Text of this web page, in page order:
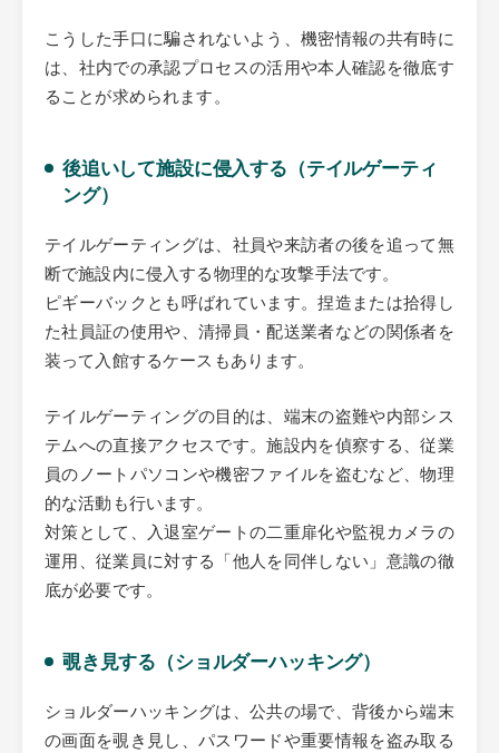
こうした手口に騙されないよう、機密情報の共有時に
は、社内での承認プロセスの活用や本人確認を徹底す
ることが求められます。
後追いして施設に侵入する（テイルゲーティ
ング）
テイルゲーティングは、社員や来訪者の後を追って無
断で施設内に侵入する物理的な攻撃手法です。
ピギーバックとも呼ばれています。捏造または拾得し
た社員証の使用や、清掃員・配送業者などの関係者を
装って入館するケースもあります。
テイルゲーティングの目的は、端末の盗難や内部シス
テムへの直接アクセスです。施設内を偵察する、従業
員のノートパソコンや機密ファイルを盗むなど、物理
的な活動も行います。
対策として、入退室ゲートの二重扉化や監視カメラの
運用、従業員に対する「他人を同伴しない」意識の徹
底が必要です。
覗き見する（ショルダーハッキング）
ショルダーハッキングは、公共の場で、背後から端末
の画面を覗き見し、パスワードや重要情報を盗み取る